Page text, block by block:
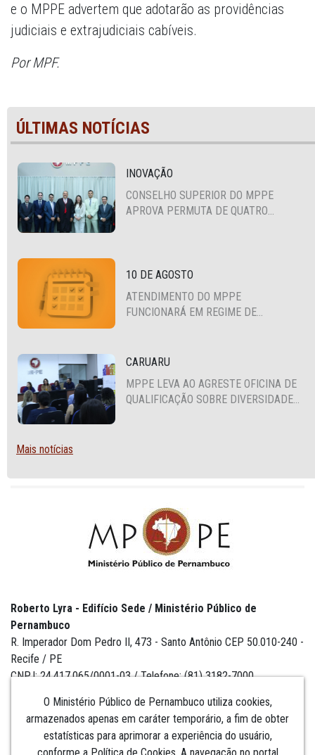
e o MPPE advertem que adotarão as providências
judiciais e extrajudiciais cabíveis.
Por MPF.
ÚLTIMAS NOTÍCIAS
INOVAÇÃO
CONSELHO SUPERIOR DO MPPE
APROVA PERMUTA DE QUATRO
10 DE AGOSTO
ATENDIMENTO DO MPPE
FUNCIONARÁ EM REGIME DE
CARUARU
MPPE LEVA AO AGRESTE OFICINA DE
QUALIFICAÇÃO SOBRE DIVERSIDADE
Mais notícias
O Ministério Público de Pernambuco utiliza cookies,
armazenados apenas em caráter temporário, a fim de obter
estatísticas para aprimorar a experiência do usuário,
Roberto Lyra - Edifício Sede / Ministério Público de
Pernambuco
R. Imperador Dom Pedro II, 473 - Santo Antônio CEP 50.010-240 -
Recife / PE
CNPJ: 24.417.065/0001-03 / Telefone: (81) 3182-7000
Institucional